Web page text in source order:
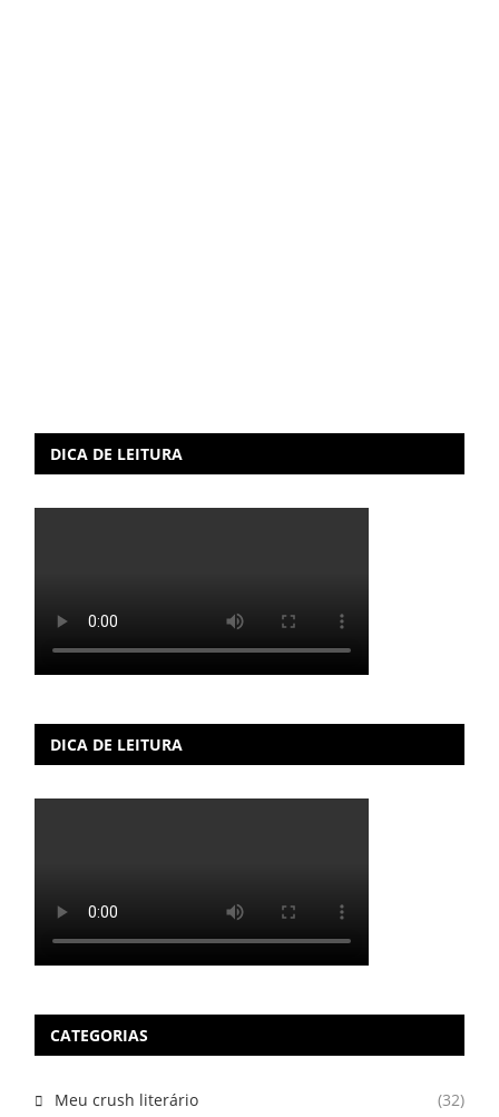
DICA DE LEITURA
DICA DE LEITURA
CATEGORIAS
Meu crush literário (32)